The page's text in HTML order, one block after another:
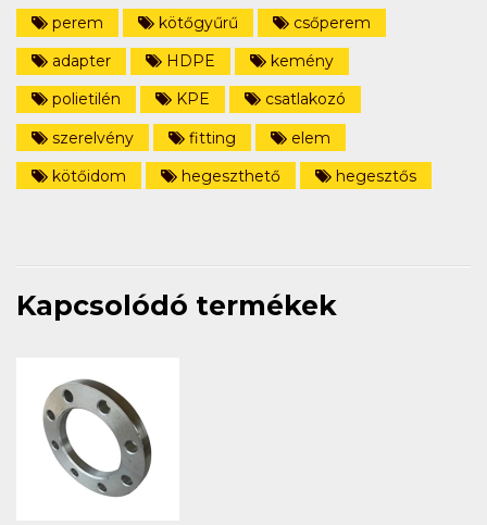
perem
kötőgyűrű
csőperem
adapter
HDPE
kemény
polietilén
KPE
csatlakozó
szerelvény
fitting
elem
kötőidom
hegeszthető hegesztős
Kapcsolódó termékek